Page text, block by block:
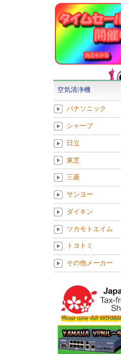
空気清浄機
パナソニック
シャープ
日立
東芝
三菱
サンヨー
ダイキン
ツカモトエイム
トヨトミ
その他メーカー